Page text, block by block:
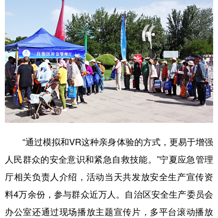
“通过模拟和VR这种亲身体验的方式，更易于增强
人民群众的安全意识和紧急自救技能。”宁夏应急管理
厅相关负责人介绍，活动当天共发放安全生产宣传资
料4万余份，参与群众近万人。自治区安全生产委员会
办公室还通过现场播放主题宣传片，多平台滚动播放